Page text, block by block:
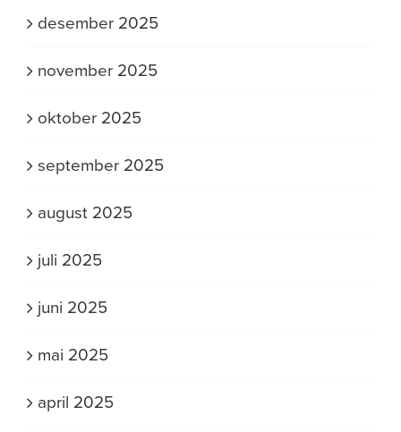
desember 2025
november 2025
oktober 2025
september 2025
august 2025
juli 2025
juni 2025
mai 2025
april 2025